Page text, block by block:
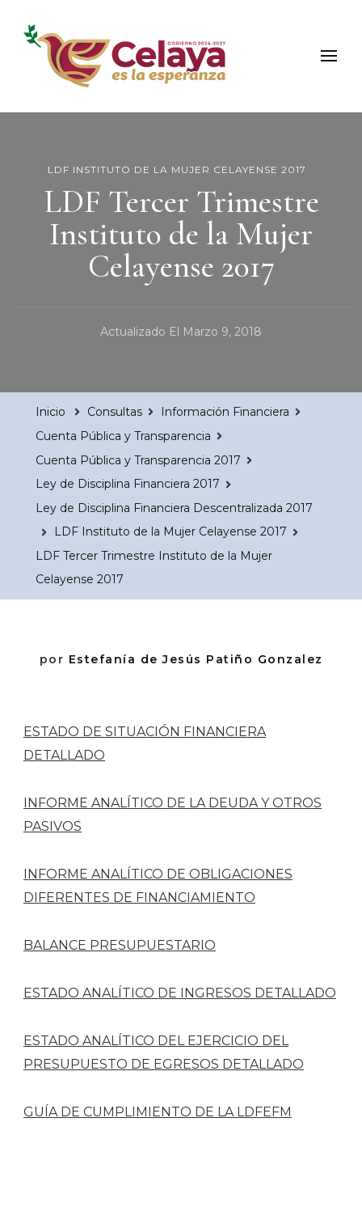
Municipio de Celaya
Portal Oficial del Municipio de Celaya
LDF INSTITUTO DE LA MUJER CELAYENSE 2017
LDF Tercer Trimestre
Instituto de la Mujer
Celayense 2017
Actualizado El Marzo 9, 2018
Inicio Consultas
Información Financiera
Cuenta Pública y Transparencia
Cuenta Pública y Transparencia 2017
Ley de Disciplina Financiera 2017
Ley de Disciplina Financiera Descentralizada 2017
LDF Instituto de la Mujer Celayense 2017
LDF Tercer Trimestre Instituto de la Mujer
Celayense 2017
por Estefanía de Jesús Patiño Gonzalez
ESTADO DE SITUACIÓN FINANCIERA
DETALLADO
INFORME ANALÍTICO DE LA DEUDA Y OTROS
PASIVOS
INFORME ANALÍTICO DE OBLIGACIONES
DIFERENTES DE FINANCIAMIENTO
BALANCE PRESUPUESTARIO
ESTADO ANALÍTICO DE INGRESOS DETALLADO
ESTADO ANALÍTICO DEL EJERCICIO DEL
PRESUPUESTO DE EGRESOS DETALLADO
GUÍA DE CUMPLIMIENTO DE LA LDFEFM